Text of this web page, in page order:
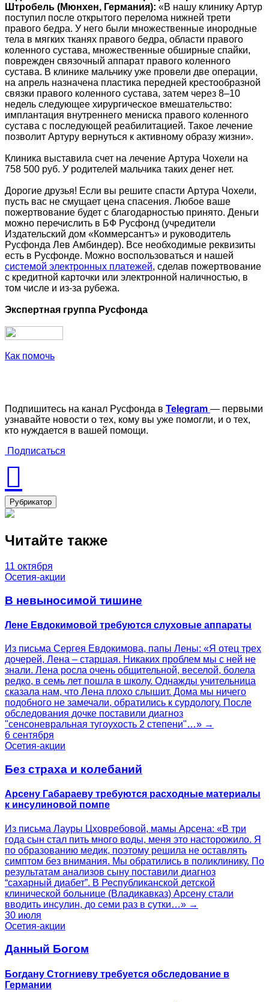
Штробель (Мюнхен, Германия): «В нашу клинику Артyр
поступил после открытого перелома нижней трети
правого бедра. У него были множественные инородные
тела в мягких тканях правого бедра, области правого
коленного сустава, множественные обширные спайки,
поврежден связочный аппарат правого коленного
сустава. В клинике мальчику уже провели две операции,
на апрель назначена пластика передней крестообразной
связки правого коленного сустава, затем через 8–10
недель следующее хирургическое вмешательство:
имплантация внутреннего мениска правого коленного
сустава с последующей реабилитацией. Такое лечение
позволит Артуру вернуться к активному образу жизни».
Клиника выставила счет на лечение Артура Чохели на
758 500 руб. У родителей мальчика таких денег нет.
Дорогие друзья! Если вы решите спасти Артура Чохели,
пусть вас не смущает цена спасения. Любое ваше
пожертвование будет с благодарностью принято. Деньги
можно перечислить в БФ Русфонд (учредители
Издательский дом «Коммерсантъ» и руководитель
Русфонда Лев Амбиндер). Все необходимые реквизиты
есть в Русфонде. Можно воспользоваться и нашей
системой электронных платежей, сделав пожертвование
с кредитной карточки или электронной наличностью, в
том числе и из-за рубежа.
Экспертная группа Русфонда
Как помочь
Подпишитесь на канал Русфонда в Telegram — первыми
узнавайте новости о тех, кому вы уже помогли, и о тех,
кто нуждается в вашей помощи.
Подписаться
Рубрикатор
Читайте также
11 октября
Осетия-акции
В невыносимой тишине
Лене Евдокимовой требуются слуховые аппараты
Из письма Сергея Евдокимова, папы Лены: «Я отец трех
дочерей, Лена – старшая. Никаких проблем мы с ней не
знали. Лена росла очень общительной, веселой, болела
редко, в семь лет пошла в школу. Однажды учительница
сказала нам, что Лена плохо слышит. Дома мы ничего
подобного не замечали, обратились к сурдологу. После
обследования дочке поставили диагноз
"сенсоневральная тугоухость 2 степени"…» →
6 сентября
Осетия-акции
Без страха и колебаний
Арсену Габараеву требуются расходные материалы
к инсулиновой помпе
Из письма Лауры Цховребовой, мамы Арсена: «В три
года сын стал пить много воды, меня это насторожило. Я
по образованию медик, поэтому решила не оставлять
симптом без внимания. Мы обратились в поликлинику. По
результатам анализов сыну поставили диагноз
“сахарный диабет”. В Республиканской детской
клинической больнице (Владикавказ) Арсену стали
вводить инсулин, до семи раз в сутки…» →
30 июля
Осетия-акции
Данный Богом
Богдану Стогниеву требуется обследование в
Германии